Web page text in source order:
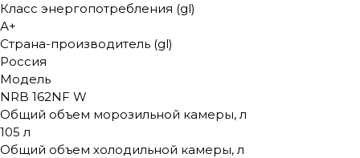
Класс энергопотребления (gl)
А+
Страна-производитель (gl)
Россия
Модель
NRB 162NF W
Общий объем морозильной камеры, л
105 л
Общий объем холодильной камеры, л